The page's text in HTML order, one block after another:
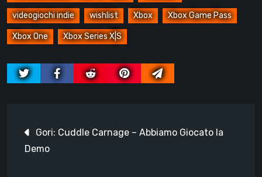
videogiochi indie wishlist Xbox Xbox Game Pass
Xbox One Xbox Series X|S
articoli
Gori: Cuddle Carnage – Abbiamo Giocato la
Demo